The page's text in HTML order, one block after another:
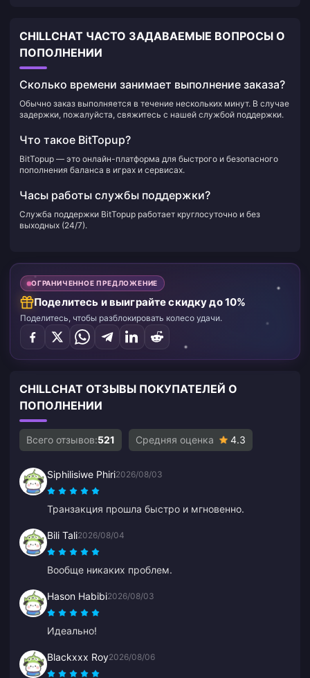
CHILLCHAT ЧАСТО ЗАДАВАЕМЫЕ ВОПРОСЫ О
ПОПОЛНЕНИИ
Сколько времени занимает выполнение заказа?
Обычно заказ выполняется в течение нескольких минут. В случае
задержки, пожалуйста, свяжитесь с нашей службой поддержки.
Что такое BitTopup?
BitTopup — это онлайн-платформа для быстрого и безопасного
пополнения баланса в играх и сервисах.
Часы работы службы поддержки?
Служба поддержки BitTopup работает круглосуточно и без
выходных (24/7).
ОГРАНИЧЕННОЕ ПРЕДЛОЖЕНИЕ
Поделитесь и выиграйте скидку до 10%
Поделитесь, чтобы разблокировать колесо удачи.
CHILLCHAT ОТЗЫВЫ ПОКУПАТЕЛЕЙ О
ПОПОЛНЕНИИ
Всего отзывов:521 Средняя оценка 4.3
Siphilisiwe Phiri2026/08/03
Транзакция прошла быстро и мгновенно.
Bili Tali2026/08/04
Вообще никаких проблем.
Hason Habibi2026/08/03
Идеально!
Blackxxx Roy2026/08/06